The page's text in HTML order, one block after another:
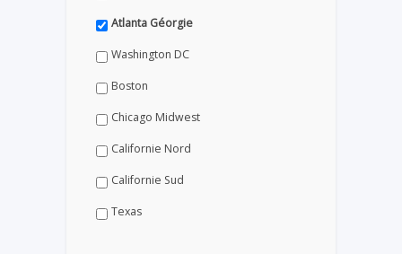
Atlanta Géorgie
Washington DC
Boston
Chicago Midwest
Californie Nord
Californie Sud
Texas